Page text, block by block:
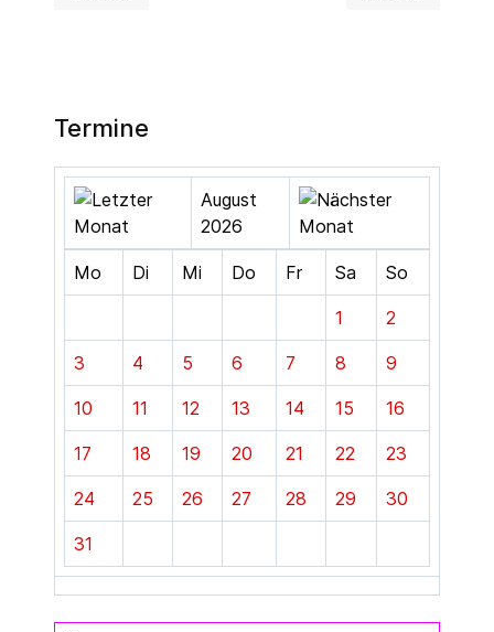
Termine
August
2026
Mo Di Mi Do Fr Sa So
1 2
3 4 5 6 7 8 9
10 11 12 13 14 15 16
17 18 19 20 21 22 23
24 25 26 27 28 29 30
31